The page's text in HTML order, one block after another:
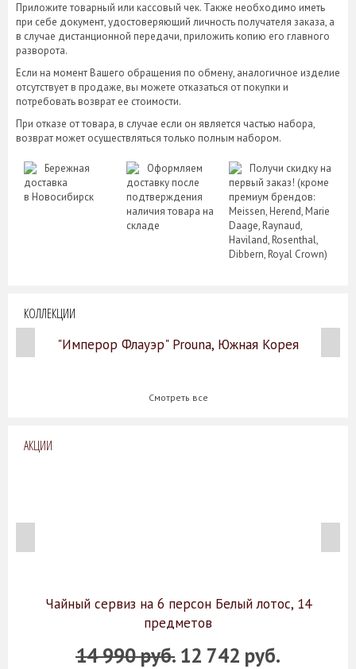
Приложите товарный или кассовый чек. Также необходимо иметь
при себе документ, удостоверяющий личность получателя заказа, а
в случае дистанционной передачи, приложить копию его главного
разворота.
Если на момент Вашего обращения по обмену, аналогичное изделие
отсутствует в продаже, вы можете отказаться от покупки и
потребовать возврат ее стоимости.
При отказе от товара, в случае если он является частью набора,
возврат может осуществляться только полным набором.
Бережная
доставка
в Новосибирск
Оформляем
доставку после
подтверждения
наличия товара на
складе
Получи скидку на
первый заказ! (кроме
премиум брендов:
Meissen, Herend, Marie
Daage, Raynaud,
Haviland, Rosenthal,
Dibbern, Royal Crown)
КОЛЛЕКЦИИ
"Имперор Флауэр" Prouna, Южная Корея
Смотреть все
АКЦИИ
Чайный сервиз на 6 персон Белый лотос, 14
предметов
14 990 руб. 12 742 руб.